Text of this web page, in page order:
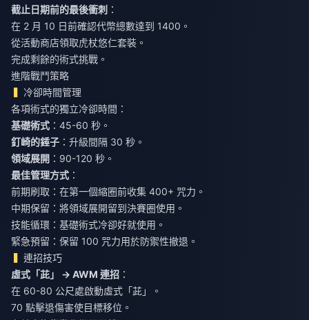
截止日期前的最後衝刺 ：
在 2 月 10 日前確認代幣總數達到 1400。
從活動商店領取虎杖悠仁套裝。
完成剩餘的術式挑戰。
進階戰鬥策略
冷卻時間管理
各項術式的獨立冷卻時間：
基礎術式 ：45-60 秒。
釘崎的錘子 ：升級間隔 30 秒。
領域展開 ：90-120 秒。
最佳管理方式 ：
前期刷取：在第一個縮圈前收集 400+ 咒力。
中期保留：將領域展開留到決賽圈使用。
技能循環：基礎術式冷卻好就使用。
緊急預留：保留 100 咒力用於防禦性撤退。
連招技巧
虛式「茈」 → AWM 連招 ：
在 60-80 公尺處啟動虛式「茈」。
70 點擊退傷害使目標移位。